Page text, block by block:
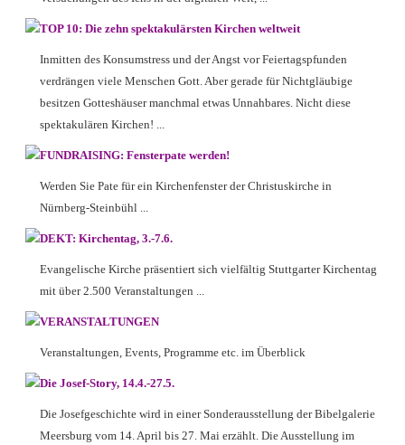
TOP 10: Die zehn spektakulärsten Kirchen weltweit
Inmitten des Konsumstress und der Angst vor Feiertagspfunden
verdrängen viele Menschen Gott. Aber gerade für Nichtgläubige
besitzen Gotteshäuser manchmal etwas Unnahbares. Nicht diese
spektakulären Kirchen! ...
FUNDRAISING: Fensterpate werden!
Werden Sie Pate für ein Kirchenfenster der Christuskirche in
Nürnberg-Steinbühl ...
DEKT: Kirchentag, 3.-7.6.
Evangelische Kirche präsentiert sich vielfältig Stuttgarter Kirchentag
mit über 2.500 Veranstaltungen ...
VERANSTALTUNGEN
Veranstaltungen, Events, Programme etc. im Überblick
Die Josef-Story, 14.4.-27.5.
Die Josefgeschichte wird in einer Sonderausstellung der Bibelgalerie
Meersburg vom 14. April bis 27. Mai erzählt. Die Ausstellung im